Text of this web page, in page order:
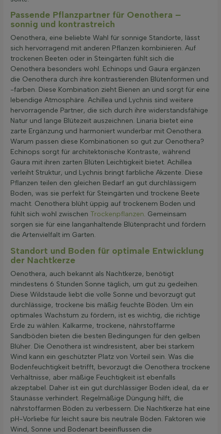
Passende Pflanzpartner für Oenothera –
sonnig und kontrastreich
Oenothera, eine beliebte Wahl für sonnige Standorte, lässt
sich hervorragend mit anderen Pflanzen kombinieren. Auf
trockenen Beeten oder in Steingärten fühlt sich die
Oenothera besonders wohl. Echinops und Gaura ergänzen
die Oenothera durch ihre kontrastierenden Blütenformen und
-farben. Diese Kombination zieht Bienen an und sorgt für eine
lebendige Atmosphäre. Achillea und Lychnis sind weitere
hervorragende Partner, die sich durch ihre widerstandsfähige
Natur und lange Blütezeit auszeichnen. Linaria bietet eine
zarte Ergänzung und harmoniert wunderbar mit Oenothera.
Warum passen diese Kombinationen so gut zur Oenothera?
Echinops sorgt für architektonische Kontraste, während
Gaura mit ihren zarten Blüten Leichtigkeit bietet. Achillea
verleiht Struktur, und Lychnis bringt farbliche Akzente. Diese
Pflanzen teilen den gleichen Bedarf an gut durchlässigem
Boden, was sie perfekt für Steingärten und trockene Beete
macht. Oenothera blüht üppig auf trockenem Boden und
fühlt sich wohl zwischen Trockenpflanzen. Gemeinsam
sorgen sie für eine langanhaltende Blütenpracht und fördern
die Artenvielfalt im Garten.
Standort und Boden für optimale Entwicklung
der Nachtkerze
Oenothera, auch bekannt als Nachtkerze, benötigt
mindestens 6 Stunden Sonne täglich, um gut zu gedeihen.
Diese Wildstaude liebt die volle Sonne und bevorzugt gut
durchlässige, trockene bis mäßig feuchte Böden. Um ein
optimales Wachstum zu fördern, ist es wichtig, die richtige
Erde zu wählen. Kalkarme, trockene, nährstoffarme
Sandböden bieten die besten Bedingungen für den gelben
Blüher. Die Oenothera ist windresistent, aber bei starkem
Wind kann ein geschützter Platz von Vorteil sein. Was die
Bodenfeuchtigkeit betrifft, bevorzugt die Oenothera trockene
Verhältnisse, aber mäßige Feuchtigkeit ist ebenfalls
akzeptabel. Daher ist ein gut durchlässiger Boden ideal, da er
Staunässe verhindert. Regelmäßige Düngung hilft, die
nährstoffarmen Böden zu verbessern. Die Nachtkerze hat eine
pH-Vorliebe für leicht saure bis neutrale Böden. Faktoren wie
Wind, Sonne und Bodenart beeinflussen die